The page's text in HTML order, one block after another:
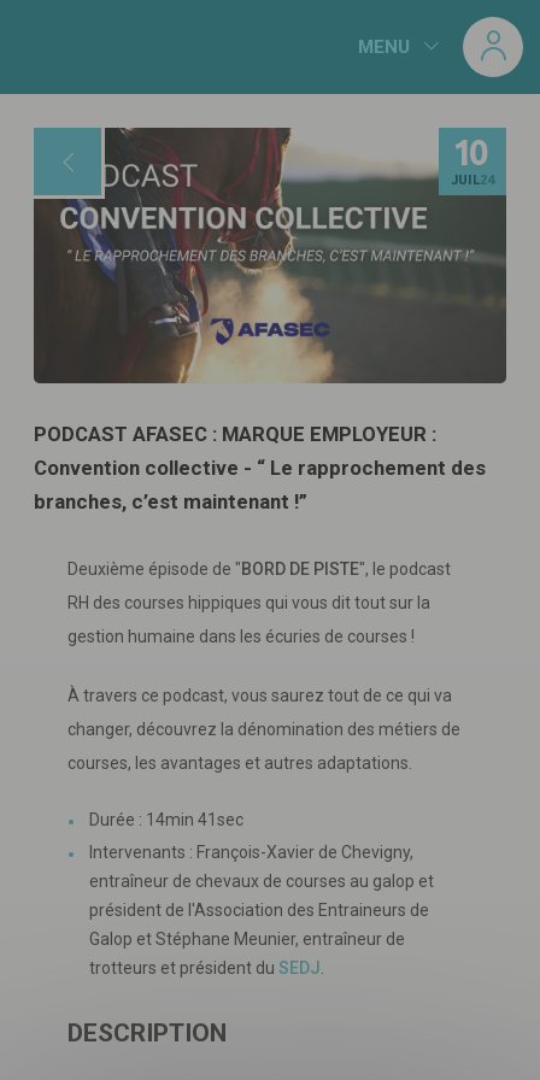
MENU
10
JUIL24
PODCAST AFASEC : MARQUE EMPLOYEUR :
Convention collective - “ Le rapprochement des
branches, c’est maintenant !”
Deuxième épisode de "BORD DE PISTE", le podcast
RH des courses hippiques qui vous dit tout sur la
gestion humaine dans les écuries de courses !
À travers ce podcast, vous saurez tout de ce qui va
changer, découvrez la dénomination des métiers de
courses, les avantages et autres adaptations.
Durée : 14min 41sec
Intervenants : François-Xavier de Chevigny,
entraîneur de chevaux de courses au galop et
président de l'Association des Entraineurs de
Galop et Stéphane Meunier, entraîneur de
trotteurs et président du SEDJ
DESCRIPTION
Télécharger votre fichier